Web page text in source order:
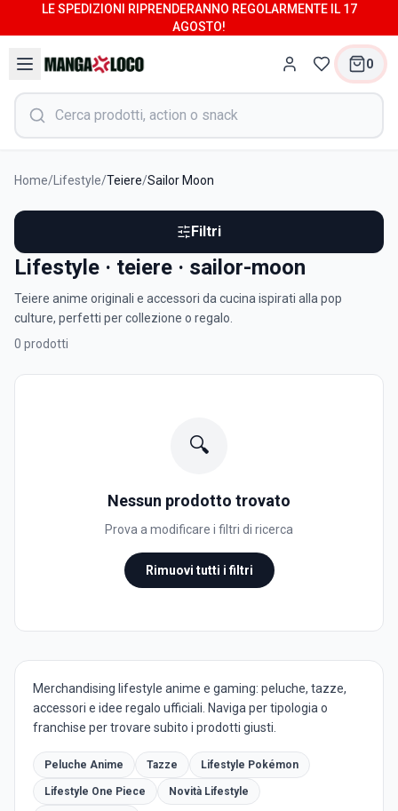
LE SPEDIZIONI RIPRENDERANNO REGOLARMENTE IL 17
AGOSTO!
0
Home/ Lifestyle/Teiere/Sailor Moon
Filtri
Lifestyle · teiere · sailor-moon
Teiere anime originali e accessori da cucina ispirati alla pop
culture, perfetti per collezione o regalo.
0 prodotti
🔍
Nessun prodotto trovato
Prova a modificare i filtri di ricerca
Rimuovi tutti i filtri
Merchandising lifestyle anime e gaming: peluche, tazze,
accessori e idee regalo ufficiali. Naviga per tipologia o
franchise per trovare subito i prodotti giusti.
Peluche Anime Tazze Lifestyle Pokémon
Lifestyle One Piece Novità Lifestyle